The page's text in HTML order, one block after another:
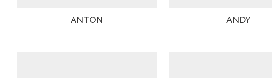
ANTON ANDY